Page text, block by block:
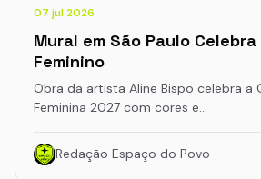
07 jul 2026
Mural em São Paulo
Feminino
Obra da artista Aline Bispo celebra a
Feminina 2027 com cores e…
Redação Espaço do Povo